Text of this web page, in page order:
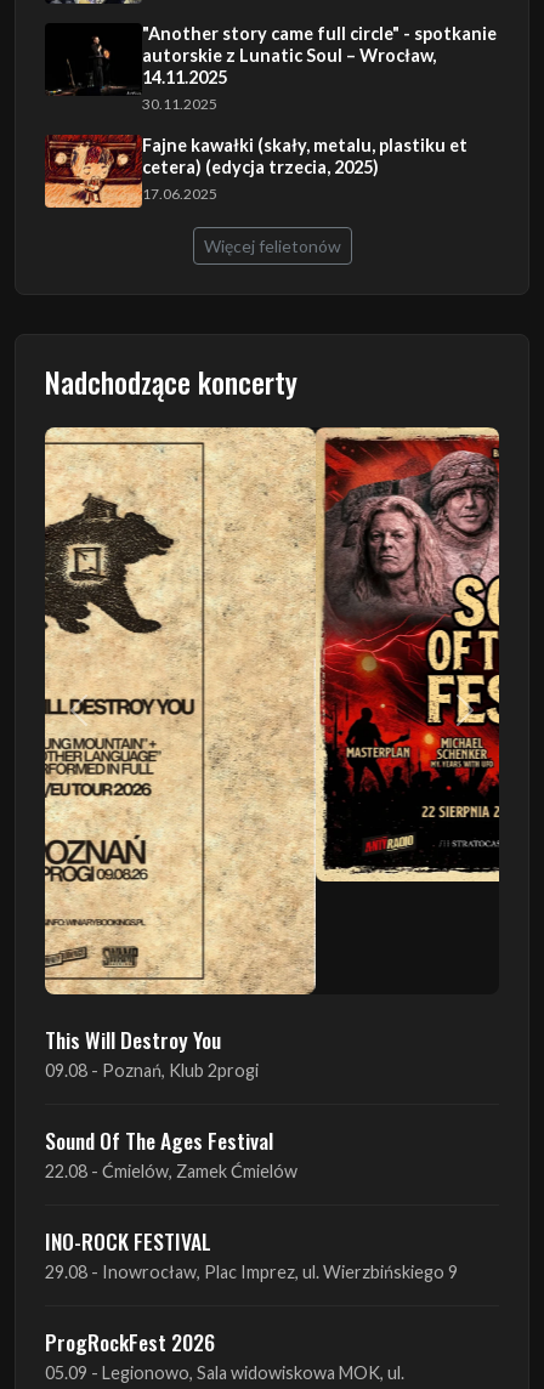
"Another story came full circle" - spotkanie
autorskie z Lunatic Soul – Wrocław,
14.11.2025
30.11.2025
Fajne kawałki (skały, metalu, plastiku et
cetera) (edycja trzecia, 2025)
17.06.2025
Więcej felietonów
Nadchodzące koncerty
Poprzedni Następny
This Will Destroy You
09.08 - Poznań, Klub 2progi
Sound Of The Ages Festival
22.08 - Ćmielów, Zamek Ćmielów
INO-ROCK FESTIVAL
29.08 - Inowrocław, Plac Imprez, ul. Wierzbińskiego 9
ProgRockFest 2026
Antimatter + Sleeping Pulse